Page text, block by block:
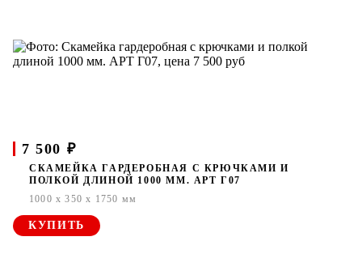
7 500 ₽
СКАМЕЙКА ГАРДЕРОБНАЯ С КРЮЧКАМИ И
ПОЛКОЙ ДЛИНОЙ 1000 ММ. АРТ Г07
1000 x 350 x 1750 мм
КУПИТЬ